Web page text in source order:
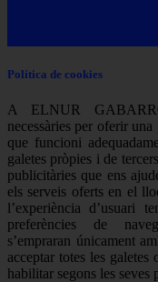
Política de cookies
A ELNUR
necessàries per oferir
que funcioni
galetes pròpies i de
publicitàries que ens
els serveis oferts en el
l’experiència d’usuari
preferències de
s’empraran únicament
acceptar totes les
habilitar segons les seves